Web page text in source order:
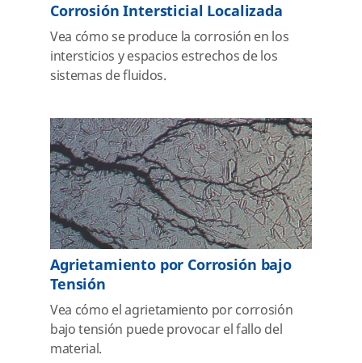
Corrosión Intersticial Localizada
Vea cómo se produce la corrosión en los
intersticios y espacios estrechos de los
sistemas de fluidos.
Agrietamiento por Corrosión bajo
Tensión
Vea cómo el agrietamiento por corrosión
bajo tensión puede provocar el fallo del
material.